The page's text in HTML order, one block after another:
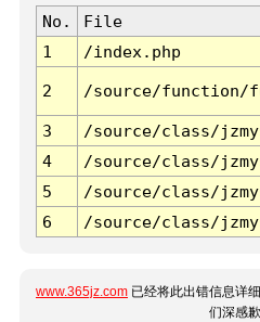
No. File
1
/index.php
2 /source/function/
3 /source/class/
4
/source/class/
5
/source/class/
6
/source/class/
www.365jz.com 已经将此出错信息详
们深感